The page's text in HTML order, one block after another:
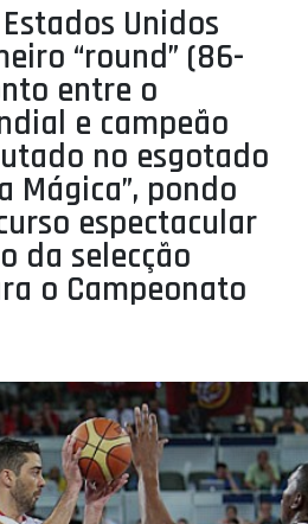
Unidos
“round” (86-
entre o
e campeão
no esgotado
Mágica”, pondo
espectacular
da selecção
o Campeonato